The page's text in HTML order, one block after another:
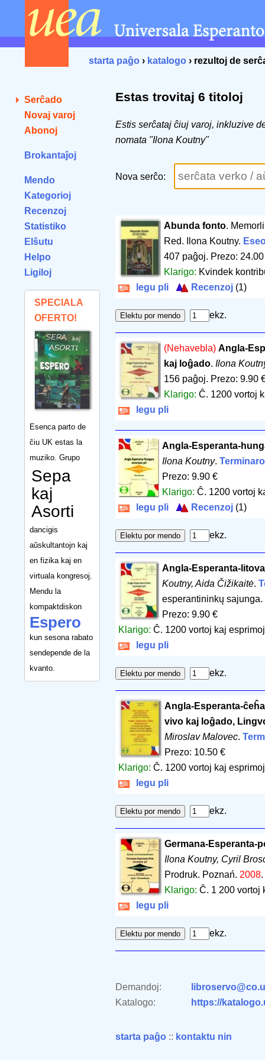
starta paĝo › katalogo › rezultoj de
Serĉado
Novaj varoj
Abonoj
Brokantaĵoj
Mendo
Kategorioj
Recenzoj
Statistiko
Elŝutu
Helpo
Ligiloj
SPECIALA
OFERTO!
Esenca parto de
ĉiu UK estas la
muziko. Grupo
Sepa
kaj
Asorti
dancigis
aŭskultantojn kaj
en fizika kaj en
virtuala kongresoj.
Mendu la
kompaktdiskon
Espero
kun sesona rabato
sendepende de la
kvanto.
Estas trovitaj 6 titoloj
Estis serĉataj ĉiuj varoj, inkluzive
nomata "Ilona Koutny"
Nova serĉo:
Abunda fonto.
Red. Ilona Koutny.
407 paĝoj. Prezo:
Klarigo: Kvindek
legu pli
Recenzoj (1)
ekz.
(Nehavebla) Angla-
kaj loĝado. Ilona
156 paĝoj. Prezo: 9.90
Klarigo: Ĉ. 1200 vortoj
legu pli
Angla-Esperanta-
Ilona Koutny.
Prezo: 9.90 €
Klarigo: Ĉ. 1200 vortoj
legu pli
Recenzoj (1)
ekz.
Angla-Esperanta-
Koutny, Aida Čižikaitė.
esperantininkų
Prezo: 9.90 €
Klarigo: Ĉ. 1200 vortoj kaj
legu pli
ekz.
Angla-Esperanta-
vivo kaj loĝado,
Miroslav Malovec.
Prezo: 10.50 €
Klarigo: Ĉ. 1200 vortoj kaj
legu pli
ekz.
Germana-Esperanta-
Ilona Koutny, Cyril
Prodruk. Poznań. 2008.
Klarigo: Ĉ. 1 200 vortoj
legu pli
ekz.
Demandoj:
Katalogo:
https://
starta paĝo :: kontaktu nin